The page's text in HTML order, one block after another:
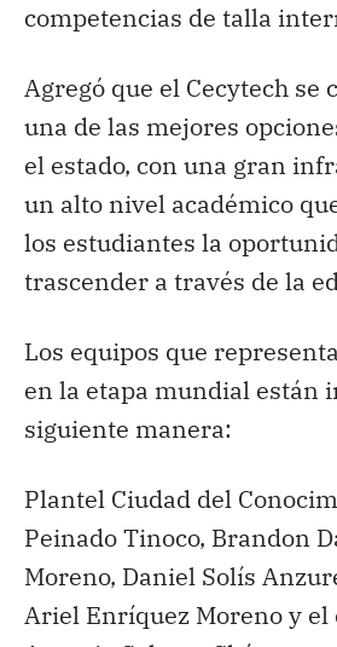
competencias de talla
Agregó que el Cecytech se
una de las mejores
el estado, con una gran
un alto nivel académico
los estudiantes la
trascender a través de la
Los equipos que
en la etapa mundial están
siguiente manera:
Plantel Ciudad del
Peinado Tinoco, Brandon
Moreno, Daniel Solís
Ariel Enríquez Moreno y el